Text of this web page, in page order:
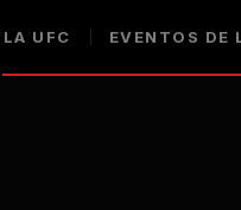
UFC EVENTOS DE